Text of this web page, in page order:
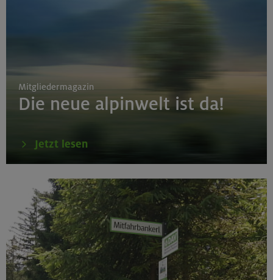
Mitgliedermagazin
Die neue alpinwelt ist da!
Jetzt lesen